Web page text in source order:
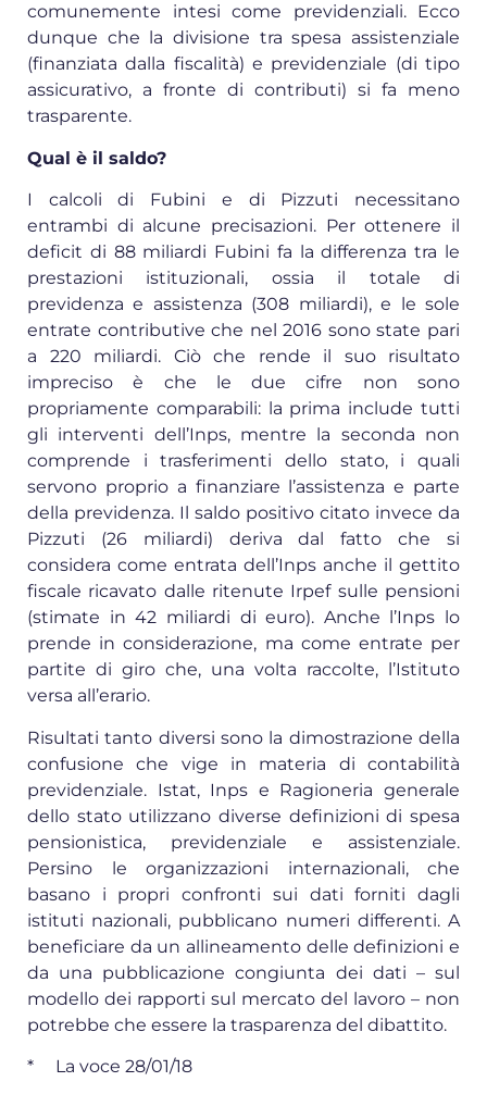
comunemente intesi come previdenziali. Ecco
dunque che la divisione tra spesa assistenziale
(finanziata dalla fiscalità) e previdenziale (di tipo
assicurativo, a fronte di contributi) si fa meno
trasparente.
Qual è il saldo?
I calcoli di Fubini e di Pizzuti necessitano
entrambi di alcune precisazioni. Per ottenere il
deficit di 88 miliardi Fubini fa la differenza tra le
prestazioni istituzionali, ossia il totale di
previdenza e assistenza (308 miliardi), e le sole
entrate contributive che nel 2016 sono state pari
a 220 miliardi. Ciò che rende il suo risultato
impreciso è che le due cifre non sono
propriamente comparabili: la prima include tutti
gli interventi dell’Inps, mentre la seconda non
comprende i trasferimenti dello stato, i quali
servono proprio a finanziare l’assistenza e parte
della previdenza. Il saldo positivo citato invece da
Pizzuti (26 miliardi) deriva dal fatto che si
considera come entrata dell’Inps anche il gettito
fiscale ricavato dalle ritenute Irpef sulle pensioni
(stimate in 42 miliardi di euro). Anche l’Inps lo
prende in considerazione, ma come entrate per
partite di giro che, una volta raccolte, l’Istituto
versa all’erario.
Risultati tanto diversi sono la dimostrazione della
confusione che vige in materia di contabilità
previdenziale. Istat, Inps e Ragioneria generale
dello stato utilizzano diverse definizioni di spesa
pensionistica, previdenziale e assistenziale.
Persino le organizzazioni internazionali, che
basano i propri confronti sui dati forniti dagli
istituti nazionali, pubblicano numeri differenti. A
beneficiare da un allineamento delle definizioni e
da una pubblicazione congiunta dei dati – sul
modello dei rapporti sul mercato del lavoro – non
potrebbe che essere la trasparenza del dibattito.
* La voce 28/01/18